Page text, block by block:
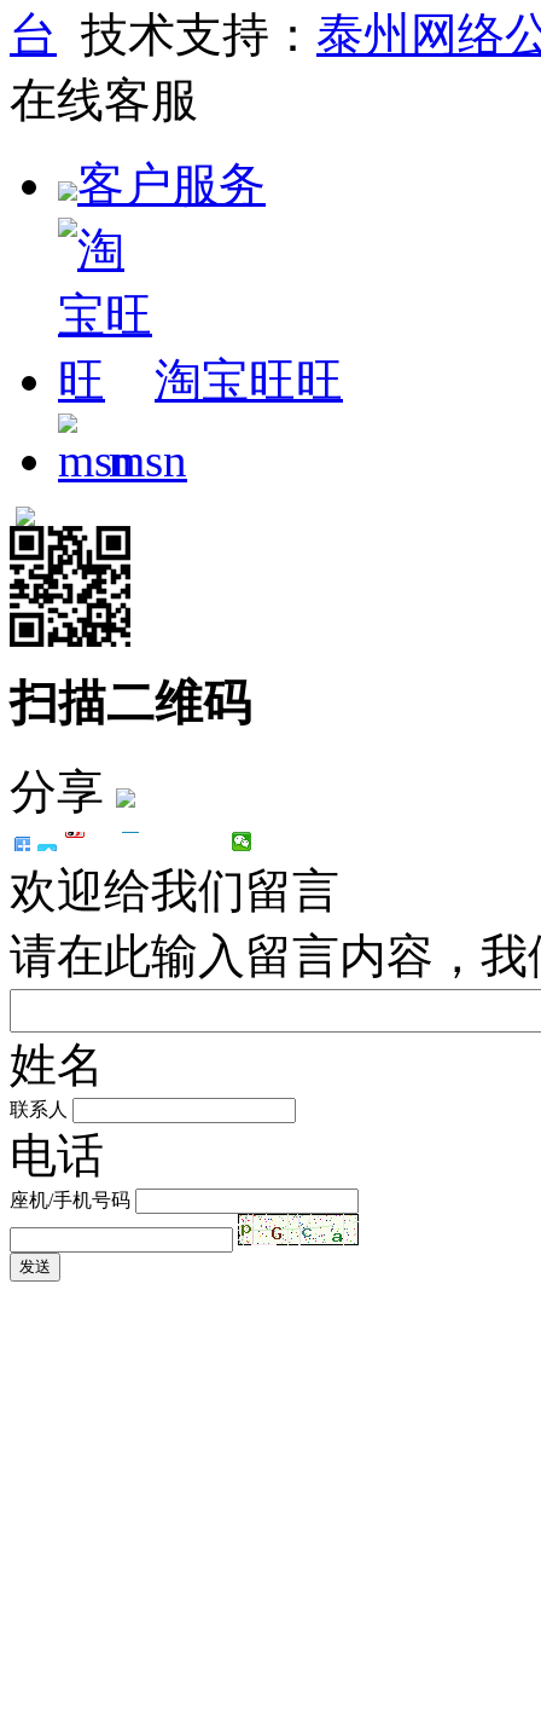
台 技术支持： 泰州网络
在线客服
客户服务
淘宝旺旺
msn
扫描二维码
分享
欢迎给我们留言
请在此输入留言内容，
姓名
联系人
电话
座机/手机号码